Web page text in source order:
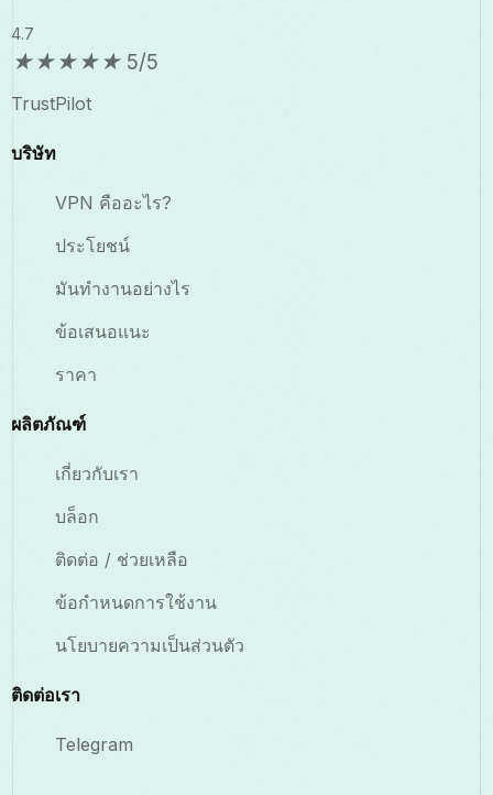
4.7
★★★★★ 5/5
TrustPilot
บริษัท
VPN คืออะไร?
ประโยชน์
มันทำงานอย่างไร
ข้อเสนอแนะ
ราคา
ผลิตภัณฑ์
เกี่ยวกับเรา
บล็อก
ติดต่อ / ช่วยเหลือ
ข้อกำหนดการใช้งาน
นโยบายความเป็นส่วนตัว
ติดต่อเรา
Telegram